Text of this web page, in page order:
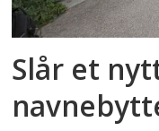
Slår et